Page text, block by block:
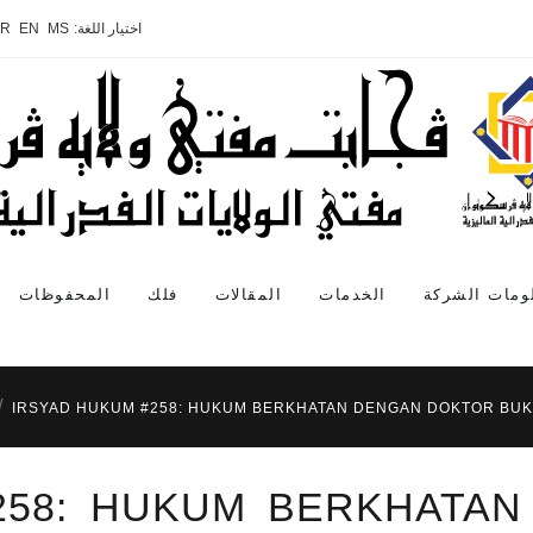
اختيار اللغة: MS
EN
الشركة الخدمات المقالات فلك المحفوظات
IRSYAD HUKUM #258: HUKUM BERKHATAN DENGAN DOKTOR
HUKUM